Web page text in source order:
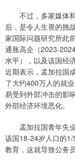
不过，多家媒体和
后，是令人生畏的挑
家国际问题研究所此
通胀高企（2023-
水平），以及该国经
近期表示，孟加拉国
了大约400万人的就
易受到外部冲击的影
外部经济环境恶化。
孟加拉国青年失业
该国18-24岁人口的
教育，这就导致公务